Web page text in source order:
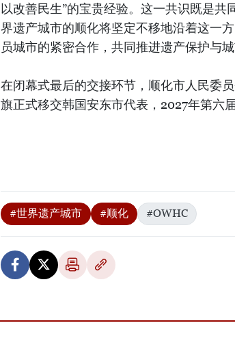
以改善民生”的宝贵经验。这一共识既是
界遗产城市的顺化将坚定不移地沿着这一
员城市的紧密合作，共同推进遗产保护与
在闭幕式最后的交接环节，顺化市人民委
旗正式移交韩国安东市代表，2027年第六
#世界遗产城市 #顺化 #OWHC